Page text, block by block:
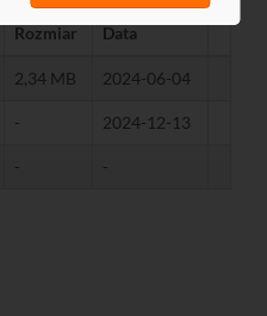
Rozmiar Data
2,34 MB 2024-06-04
- 2024-12-13
- -